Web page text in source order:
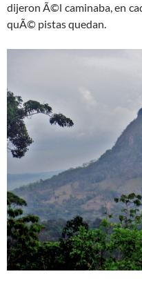
dijeron Ã©l caminaba, en
quÃ© pistas quedan.